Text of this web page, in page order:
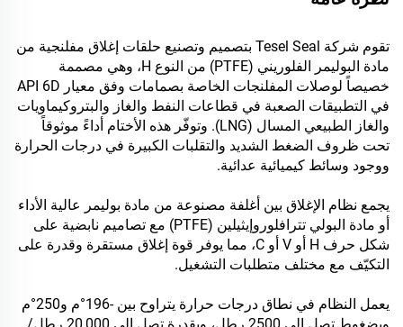
تقوم شركة Tesel Seal بتصميم وتصنيع حلقات إغلاق مفلنجية من
مادة البوليمر الفلوريني (PTFE) من النوع H، وهي مصممة
خصيصاً لوصلات المفلنجات الخاصة بصمامات وفق معيار API 6D
في التطبيقات الصعبة في قطاعات النفط والغاز والبتروكيماويات
والغاز الطبيعي المسال (LNG). وتوفّر هذه الأختام أداءً موثوقاً
تحت ظروف الضغط الشديد والتقلبات الكبيرة في درجات الحرارة
ووجود وسائط كيميائية عدائية.
يجمع نظام الإغلاق بين أغلفة مصنوعة من مادة بوليمر عالية الأداء
أو مادة البولي تترافلوروإيثيلين (PTFE) مع تصاميم نابضية على
شكل حرف H أو V أو C، مما يوفر قوة إغلاق مستقرة وقدرة على
التكيّف مع مختلف متطلبات التشغيل.
يعمل النظام في نطاق درجات حرارة يتراوح بين -196°م و250°م